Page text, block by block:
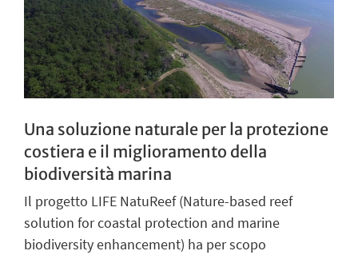
Una soluzione naturale per la protezione
costiera e il miglioramento della
biodiversità marina
Il progetto LIFE NatuReef (Nature-based reef
solution for coastal protection and marine
biodiversity enhancement) ha per scopo